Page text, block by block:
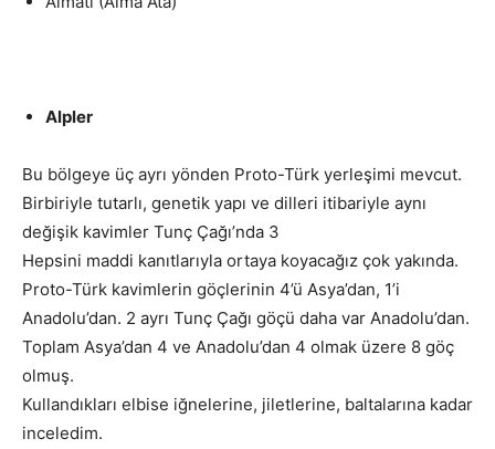
Alpler
Bu bölgeye üç ayrı yönden Proto-Türk yerleşimi mevcut.
Birbiriyle tutarlı, genetik yapı ve dilleri itibariyle aynı
değişik kavimler Tunç Çağı’nda 3
Hepsini maddi kanıtlarıyla ortaya koyacağız çok yakında.
Proto-Türk kavimlerin göçlerinin 4’ü Asya’dan, 1’i
Anadolu’dan. 2 ayrı Tunç Çağı göçü daha var Anadolu’dan.
Toplam Asya’dan 4 ve Anadolu’dan 4 olmak üzere 8 göç
olmuş.
Kullandıkları elbise iğnelerine, jiletlerine, baltalarına kadar
inceledim.